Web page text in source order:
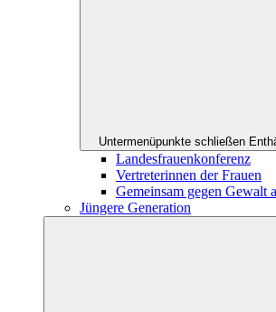
Untermenüpunkte schließen
Landesfrauenkonferenz
Vertreterinnen der Frauen
Gemeinsam gegen Gewalt
Jüngere Generation